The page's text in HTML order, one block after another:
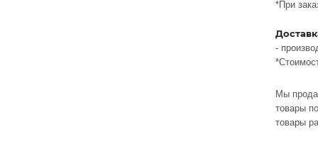
*При
-
Мы
товары
товары